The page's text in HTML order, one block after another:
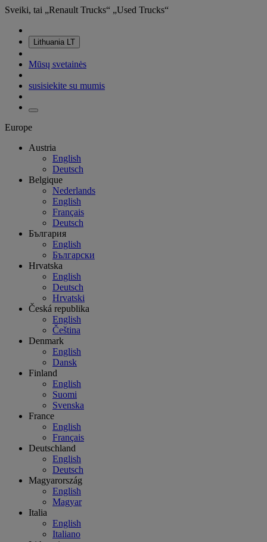
Sveiki, tai „Renault Trucks“ „Used Trucks“
Lithuania LT
Mūsų svetainės
susisiekite su mumis
Europe
Austria
English
Deutsch
Belgique
Nederlands
English
Français
Deutsch
България
English
Български
Hrvatska
English
Deutsch
Hrvatski
Česká republika
English
Čeština
Denmark
English
Dansk
Finland
English
Suomi
Svenska
France
English
Français
Deutschland
English
Deutsch
Magyarország
English
Magyar
Italia
English
Italiano